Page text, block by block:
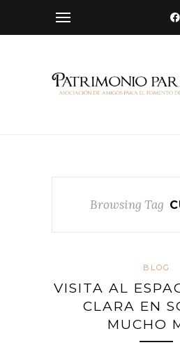
Browsing Tag
BLOG
VISITA AL
CLARA EN
MUCHO